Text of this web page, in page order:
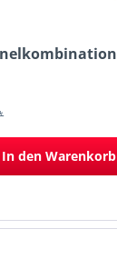
In den Warenkorb